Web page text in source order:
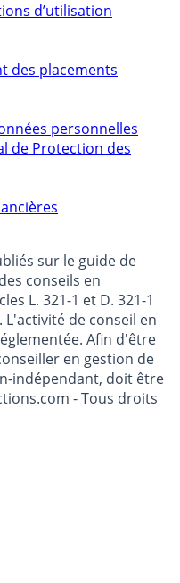
d’utilisation
des placements
personnelles
de Protection des
sur le guide de
conseils en
L. 321-1 et D. 321-1
de conseil en
Afin d'être
en gestion de
indépendant, doit être
- Tous droits